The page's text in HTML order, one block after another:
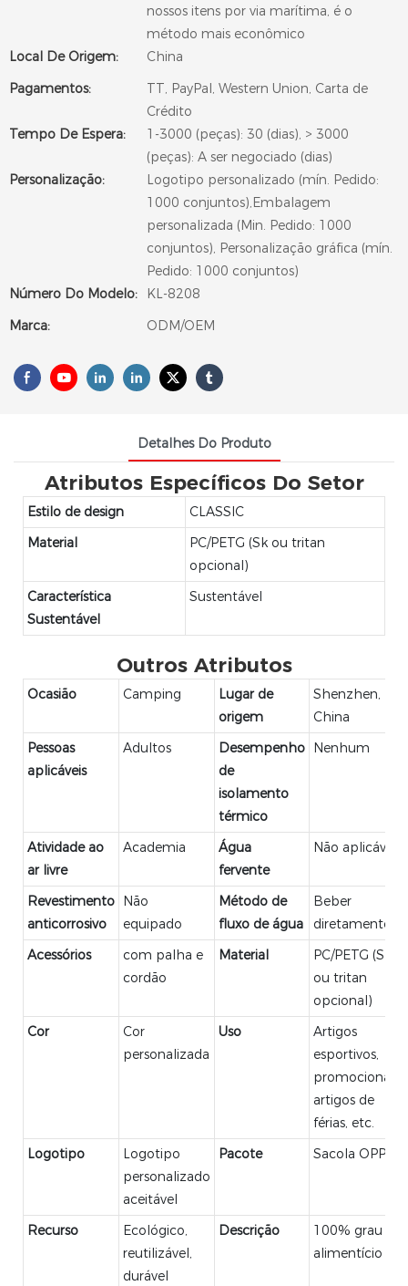
nossos itens por via marítima, é o
método mais econômico
Local De Origem:
China
Pagamentos:
TT, PayPal, Western Union, Carta de
Crédito
Tempo De Espera:
1-3000 (peças): 30 (dias), > 3000
(peças): A ser negociado (dias)
Personalização:
Logotipo personalizado (mín. Pedido:
1000 conjuntos),Embalagem
personalizada (Min. Pedido: 1000
conjuntos), Personalização gráfica (mín.
Pedido: 1000 conjuntos)
Número Do Modelo:
KL-8208
Marca:
ODM/OEM
Detalhes Do Produto
Atributos Específicos Do Setor
Estilo de design
CLASSIC
Material
PC/PETG (Sk ou tritan
opcional)
Característica
Sustentável
Sustentável
Outros Atributos
Ocasião Camping
Lugar de
origem
Shenzhen,
China
Pessoas
aplicáveis
Adultos
Desempenho
de
isolamento
térmico
Nenhum
Atividade ao
ar livre
Academia
Água
fervente
Não aplicável
Revestimento
anticorrosivo
Não
equipado
Método de
fluxo de água
Beber
diretamente
Acessórios
com palha e
cordão
Material
PC/PETG (Sk
ou tritan
opcional)
Cor
Cor
personalizada
Uso
Artigos
esportivos,
promocionais,
artigos de
férias, etc.
Logotipo
Logotipo
personalizado
aceitável
Pacote Sacola OPP
Recurso
Ecológico,
reutilizável,
durável
Descrição
100% grau
alimentício